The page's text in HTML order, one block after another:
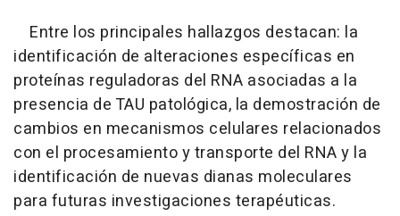
Entre los principales hallazgos destacan: la
identificación de alteraciones específicas en
proteínas reguladoras del RNA asociadas a la
presencia de TAU patológica, la demostración de
cambios en mecanismos celulares relacionados
con el procesamiento y transporte del RNA y la
identificación de nuevas dianas moleculares
para futuras investigaciones terapéuticas.